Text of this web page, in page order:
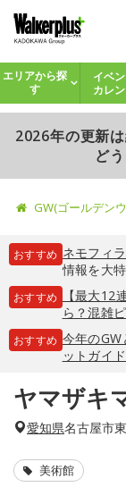
エリアから探
す
イベ
カレ
2026年の更新
ど
GW(ゴールデン
おすすめ ネモフィラ
情報を大
おすすめ
【最大12
ら？混雑
おすすめ 今年の
ットガイド
ヤマザキ
愛知県名古屋市
美術館